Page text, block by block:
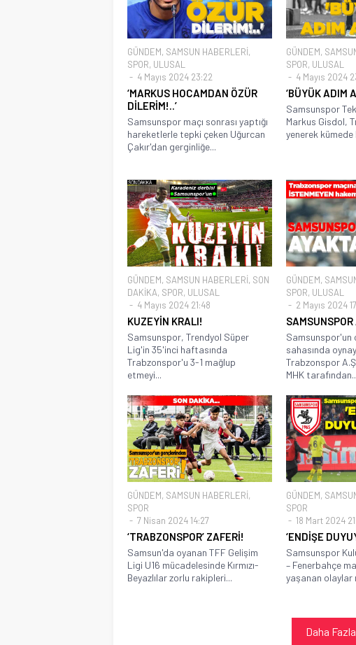
GÜNDEM, SAMSUN HABERLERİ,
SPOR, ULUSAL
4 Mayıs 2024 23:22
‘MARKUS HOCAMDAN ÖZÜR
DİLERİM!..’
Samsunspor maçı sonrası yaptığı
hareketlerle tepki çeken Uğurcan
Çakır'dan gerginliğe...
GÜNDEM,
SPOR, ULUSAL
4 Mayıs 2024
‘BÜYÜK ADIM
Samsunspor
Markus Gisdol,
yenerek
GÜNDEM, SAMSUN HABERLERİ, SON
DAKİKA, SPOR, ULUSAL
4 Mayıs 2024 21:48
KUZEYİN KRALI!
Samsunspor, Trendyol Süper
Lig'in 35'inci haftasında
Trabzonspor'u 3-1 mağlup
etmeyi...
GÜNDEM,
SPOR, ULUSAL
2 Mayıs 2024
Samsunspor'un
sahasında
Trabzonspor
MHK
GÜNDEM, SAMSUN HABERLERİ,
SPOR
7 Nisan 2024 14:27
‘TRABZONSPOR’ ZAFERİ!
Samsun'da oyanan TFF Gelişim
Ligi U16 mücadelesinde Kırmızı-
Beyazlılar zorlu rakipleri...
GÜNDEM,
SPOR
18 Mart 2024
‘ENDİŞE
Samsunspor
– Fenerbahçe
yaşanan olaylar
Daha